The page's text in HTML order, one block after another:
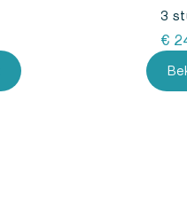
3
€